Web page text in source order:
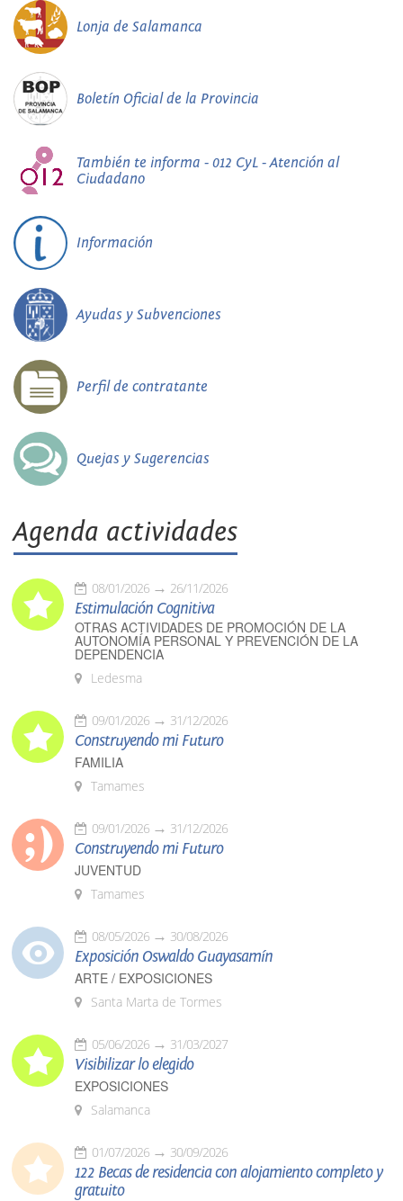
Lonja de Salamanca
Boletín Oficial de la Provincia
También te informa - 012 CyL - Atención al
Ciudadano
Información
Ayudas y Subvenciones
Perfil de contratante
Quejas y Sugerencias
Agenda actividades
08/01/2026 26/11/2026
Estimulación Cognitiva
OTRAS ACTIVIDADES DE PROMOCIÓN DE LA
AUTONOMÍA PERSONAL Y PREVENCIÓN DE LA
DEPENDENCIA
Ledesma
09/01/2026 31/12/2026
Construyendo mi Futuro
FAMILIA
Tamames
09/01/2026 31/12/2026
Construyendo mi Futuro
JUVENTUD
Tamames
08/05/2026 30/08/2026
Exposición Oswaldo Guayasamín
ARTE / EXPOSICIONES
Santa Marta de Tormes
05/06/2026 31/03/2027
Visibilizar lo elegido
EXPOSICIONES
Salamanca
01/07/2026 30/09/2026
122 Becas de residencia con alojamiento completo y
gratuito